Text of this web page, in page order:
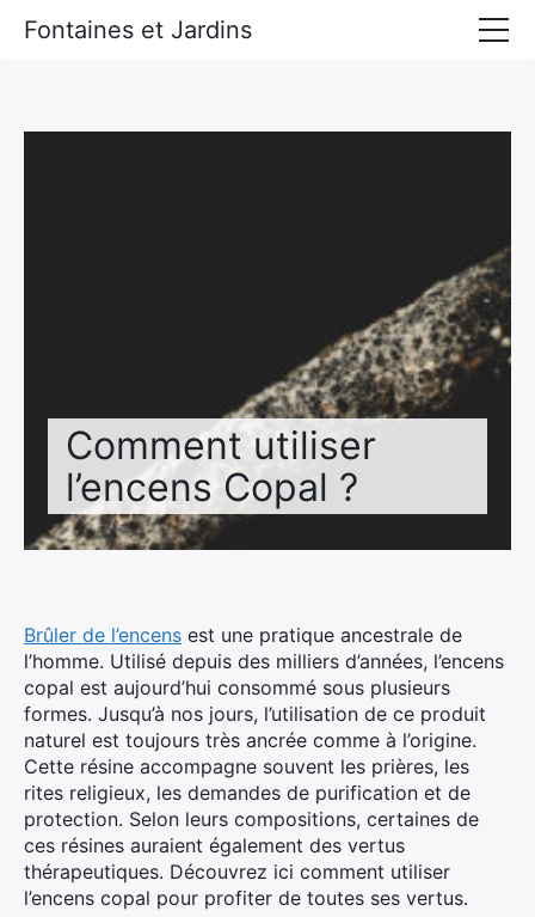
Comment utiliser
l’encens Copal ?
Brûler de l’encens est une pratique ancestrale de
l’homme. Utilisé depuis des milliers d’années, l’encens
copal est aujourd’hui consommé sous plusieurs
formes. Jusqu’à nos jours, l’utilisation de ce produit
naturel est toujours très ancrée comme à l’origine.
Cette résine accompagne souvent les prières, les
rites religieux, les demandes de purification et de
protection. Selon leurs compositions, certaines de
ces résines auraient également des vertus
thérapeutiques. Découvrez ici comment utiliser
l’encens copal pour profiter de toutes ses vertus.
Fontaines et Jardins
Tous les derniers articles